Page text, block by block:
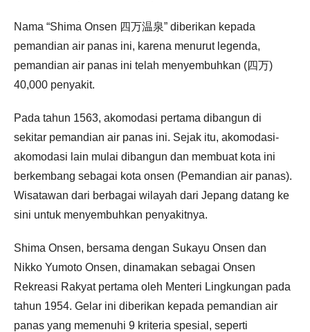
Nama “Shima Onsen 四万温泉” diberikan kepada
pemandian air panas ini, karena menurut legenda,
pemandian air panas ini telah menyembuhkan (四万)
40,000 penyakit.
Pada tahun 1563, akomodasi pertama dibangun di
sekitar pemandian air panas ini. Sejak itu, akomodasi-
akomodasi lain mulai dibangun dan membuat kota ini
berkembang sebagai kota onsen (Pemandian air panas).
Wisatawan dari berbagai wilayah dari Jepang datang ke
sini untuk menyembuhkan penyakitnya.
Shima Onsen, bersama dengan Sukayu Onsen dan
Nikko Yumoto Onsen, dinamakan sebagai Onsen
Rekreasi Rakyat pertama oleh Menteri Lingkungan pada
tahun 1954. Gelar ini diberikan kepada pemandian air
panas yang memenuhi 9 kriteria spesial, seperti